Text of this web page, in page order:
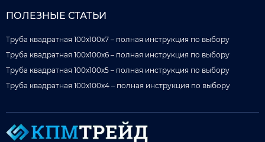
ПОЛЕЗНЫЕ СТАТЬИ
Труба квадратная 100x100x7 – полная инструкция по выбору
Труба квадратная 100x100x6 – полная инструкция по выбору
Труба квадратная 100x100x5 – полная инструкция по выбору
Труба квадратная 100x100x4 – полная инструкция по выбору